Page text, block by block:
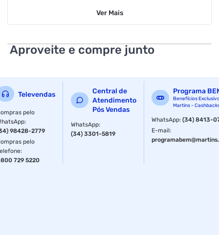
aparelhos domésticos, como bebedouros e cafeteiras.
Indutiva: 250W em 127V / 500W em 220V.
Ver Mais
Aproveite e compre junto
Televendas
pelo
:
98428-2779
pelo
:
729 5220
Central de
Atendimento
Pós Vendas
WhatsApp:
(34) 3301-5819
Programa
Benefícios
Martins -
WhatsApp:(34) 8413-
E-mail: